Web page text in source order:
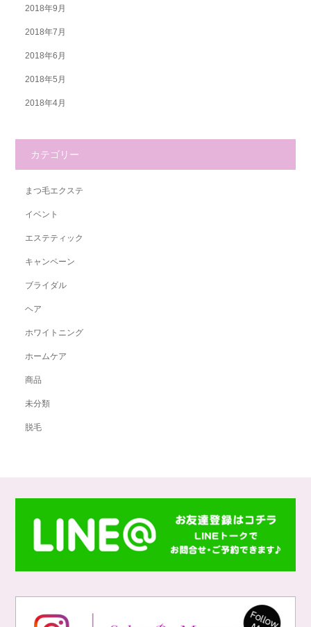
2018年9月
2018年7月
2018年6月
2018年5月
2018年4月
カテゴリー
まつ毛エクステ
イベント
エステティック
キャンペーン
ブライダル
ヘア
ホワイトニング
ホームケア
商品
未分類
脱毛